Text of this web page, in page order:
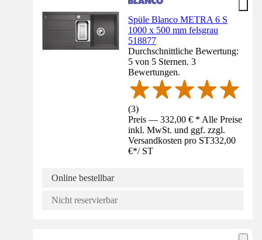
Spüle Blanco METRA 6 S
1000 x 500 mm felsgrau
518877
Durchschnittliche Bewertung:
5 von 5 Sternen. 3
Bewertungen.
(3)
Preis — 332,00 € * Alle Preise
inkl. MwSt. und ggf. zzgl.
Versandkosten pro ST332,00
€*/ ST
Online bestellbar
Nicht reservierbar